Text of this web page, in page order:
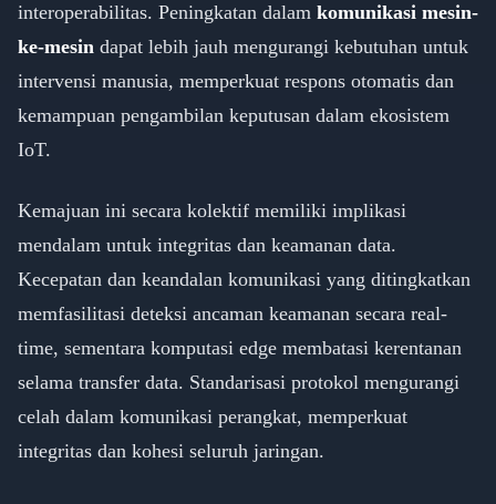
interoperabilitas. Peningkatan dalam komunikasi mesin-
ke-mesin dapat lebih jauh mengurangi kebutuhan untuk
intervensi manusia, memperkuat respons otomatis dan
kemampuan pengambilan keputusan dalam ekosistem
IoT.
Kemajuan ini secara kolektif memiliki implikasi
mendalam untuk integritas dan keamanan data.
Kecepatan dan keandalan komunikasi yang ditingkatkan
memfasilitasi deteksi ancaman keamanan secara real-
time, sementara komputasi edge membatasi kerentanan
selama transfer data. Standarisasi protokol mengurangi
celah dalam komunikasi perangkat, memperkuat
integritas dan kohesi seluruh jaringan.